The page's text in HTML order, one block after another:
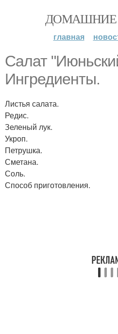
ДОМАШНИЕ
главная
Салат
Ингредиенты.
Листья салата.
Редис.
Зеленый лук.
Укроп.
Петрушка.
Сметана.
Соль.
Способ приготовления.